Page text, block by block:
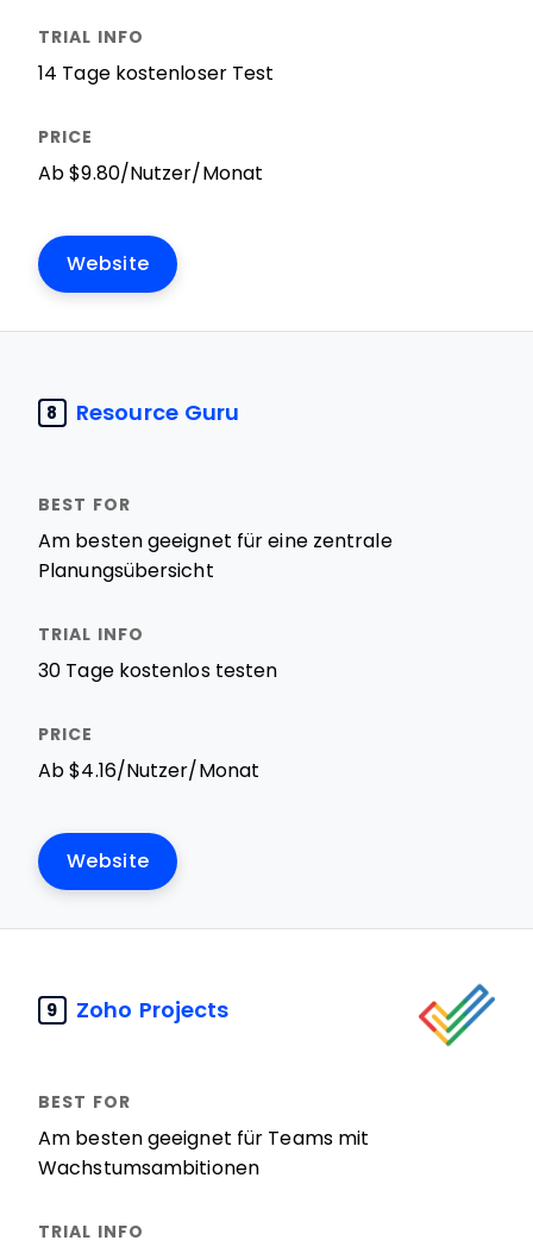
14 Tage kostenloser Test
Ab $9.80/Nutzer/Monat
Website
8 Resource Guru
Am besten geeignet für eine zentrale
Planungsübersicht
30 Tage kostenlos testen
Ab $4.16/Nutzer/Monat
Website
9 Zoho Projects
Am besten geeignet für Teams mit
Wachstumsambitionen